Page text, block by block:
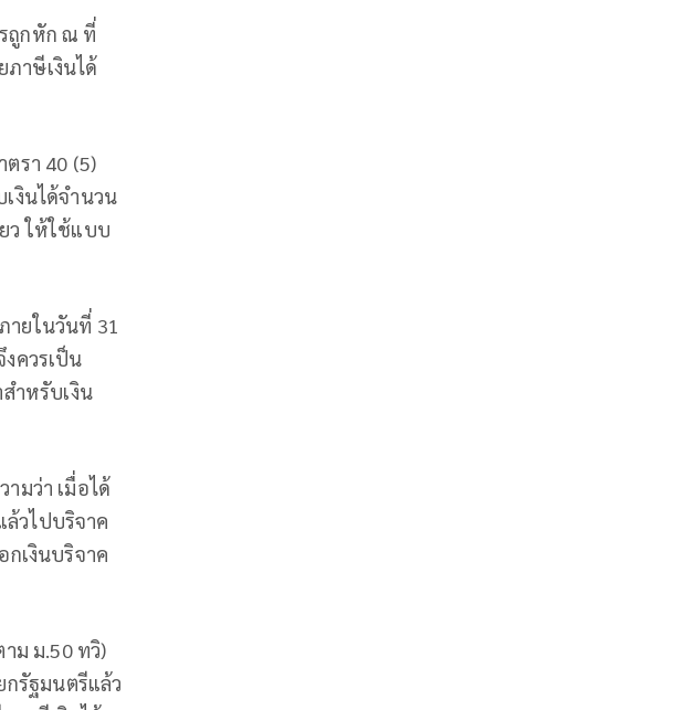
ถูกหัก ณ ที่
ภาษีเงินได้
รา 40 (5)
งินได้จำนวน
ว ให้ใช้แบบ
ายในวันที่ 31
ควรเป็น
ำหรับเงิน
มว่า เมื่อได้
วไปบริจาค
เงินบริจาค
ม ม.50 ทวิ)
รัฐมนตรีแล้ว